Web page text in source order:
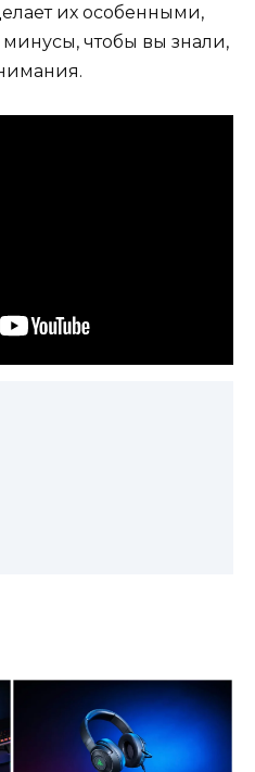
их особенными,
чтобы вы знали,